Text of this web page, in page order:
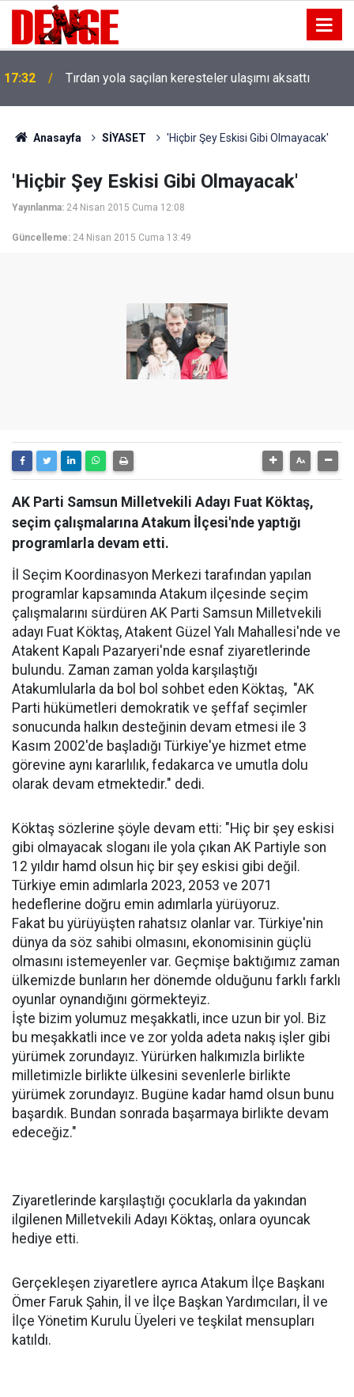
17:32 Tırdan yola saçılan keresteler ulaşımı aksattı
Anasayfa SİYASET 'Hiçbir Şey Eskisi Gibi Olmayacak'
'Hiçbir Şey Eskisi Gibi Olmayacak'
Yayınlanma: 24 Nisan 2015 Cuma 12:08
Güncelleme: 24 Nisan 2015 Cuma 13:49
AK Parti Samsun Milletvekili Adayı Fuat Köktaş,
seçim çalışmalarına Atakum İlçesi'nde yaptığı
programlarla devam etti.
İl Seçim Koordinasyon Merkezi tarafından yapılan
programlar kapsamında Atakum ilçesinde seçim
çalışmalarını sürdüren AK Parti Samsun Milletvekili
adayı Fuat Köktaş, Atakent Güzel Yalı Mahallesi'nde ve
Atakent Kapalı Pazaryeri'nde esnaf ziyaretlerinde
bulundu. Zaman zaman yolda karşılaştığı
Atakumlularla da bol bol sohbet eden Köktaş, "AK
Parti hükümetleri demokratik ve şeffaf seçimler
sonucunda halkın desteğinin devam etmesi ile 3
Kasım 2002'de başladığı Türkiye'ye hizmet etme
görevine aynı kararlılık, fedakarca ve umutla dolu
olarak devam etmektedir." dedi.
Köktaş sözlerine şöyle devam etti: "Hiç bir şey eskisi
gibi olmayacak sloganı ile yola çıkan AK Partiyle son
12 yıldır hamd olsun hiç bir şey eskisi gibi değil.
Türkiye emin adımlarla 2023, 2053 ve 2071
hedeflerine doğru emin adımlarla yürüyoruz.
Fakat bu yürüyüşten rahatsız olanlar var. Türkiye'nin
dünya da söz sahibi olmasını, ekonomisinin güçlü
olmasını istemeyenler var. Geçmişe baktığımız zaman
ülkemizde bunların her dönemde olduğunu farklı farklı
oyunlar oynandığını görmekteyiz.
İşte bizim yolumuz meşakkatli, ince uzun bir yol. Biz
bu meşakkatli ince ve zor yolda adeta nakış işler gibi
yürümek zorundayız. Yürürken halkımızla birlikte
milletimizle birlikte ülkesini sevenlerle birlikte
yürümek zorundayız. Bugüne kadar hamd olsun bunu
başardık. Bundan sonrada başarmaya birlikte devam
edeceğiz."
Ziyaretlerinde karşılaştığı çocuklarla da yakından
ilgilenen Milletvekili Adayı Köktaş, onlara oyuncak
hediye etti.
Gerçekleşen ziyaretlere ayrıca Atakum İlçe Başkanı
Ömer Faruk Şahin, İl ve İlçe Başkan Yardımcıları, İl ve
İlçe Yönetim Kurulu Üyeleri ve teşkilat mensupları
katıldı.